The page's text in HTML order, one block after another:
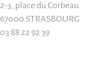
2-3, place du Corbeau
67000 STRASBOURG
03 88 22 92 39